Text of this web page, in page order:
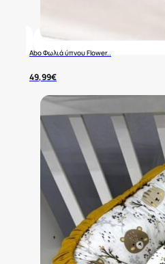
Abo Φωλιά ύπνου Flower..
49,99€